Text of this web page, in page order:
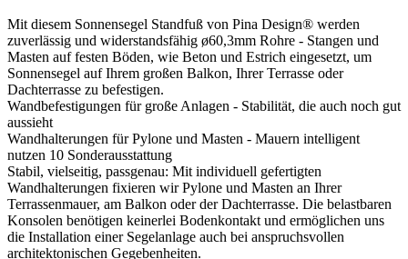
Mit diesem Sonnensegel Standfuß von Pina Design® werden
zuverlässig und widerstandsfähig ø60,3mm Rohre - Stangen und
Masten auf festen Böden, wie Beton und Estrich eingesetzt, um
Sonnensegel auf Ihrem großen Balkon, Ihrer Terrasse oder
Dachterrasse zu befestigen.
Wandbefestigungen für große Anlagen - Stabilität, die auch noch gut
aussieht
Wandhalterungen für Pylone und Masten - Mauern intelligent
nutzen 10 Sonderausstattung
Stabil, vielseitig, passgenau: Mit individuell gefertigten
Wandhalterungen fixieren wir Pylone und Masten an Ihrer
Terrassenmauer, am Balkon oder der Dachterrasse. Die belastbaren
Konsolen benötigen keinerlei Bodenkontakt und ermöglichen uns
die Installation einer Segelanlage auch bei anspruchsvollen
architektonischen Gegebenheiten.